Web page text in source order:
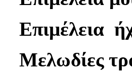
Επιμέλεια
Μελωδίες